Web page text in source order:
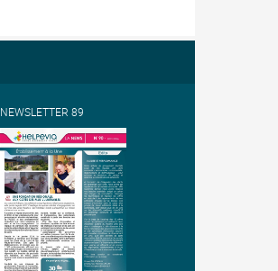
NEWSLETTER 89